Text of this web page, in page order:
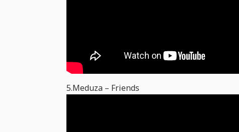
5.Meduza – Friends